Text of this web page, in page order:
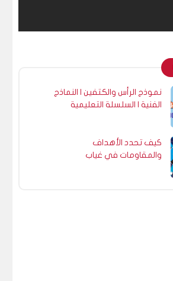
نموذج الرأس والكتفين | النماذج
الفنية | السلسلة التعليمية
كيف تحدد الأهداف
والمقاومات في غياب